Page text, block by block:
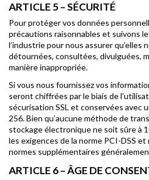
ARTICLE 5 – SÉCURITÉ
Pour protéger vos données
précautions raisonnables et suivons
l’industrie pour nous assurer qu’elles
détournées, consultées, divulguées,
manière inappropriée.
Si vous nous fournissez vos
seront chiffrées par le biais de
sécurisation SSL et conservées avec
256. Bien qu’aucune méthode de
stockage électronique ne soit sûre à
les exigences de la norme PCI-DSS
normes supplémentaires
ARTICLE 6 – ÂGE DE